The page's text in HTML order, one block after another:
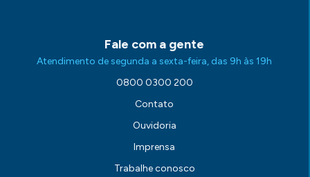
Fale com a gente
Atendimento de segunda a sexta-feira, das 9h às 19h
0800 0300 200
Contato
Ouvidoria
Imprensa
Trabalhe conosco